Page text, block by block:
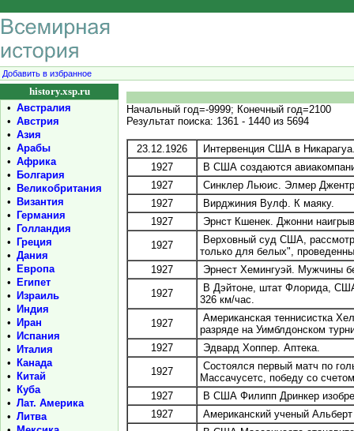
Добавить в избранное
history.xsp.ru
• Австралия
• Австрия
• Азия
• Арабы
• Африка
•
Болгария
•
Великобритания
•
Византия
•
Германия
•
Голландия
•
Греция
• Дания
•
Европа
•
Египет
•
Израиль
•
Индия
•
Иран
•
Испания
•
Италия
•
Канада
•
Китай
•
Куба
• Лат. Америка
• Литва
Начальный год=-9999; Конечный год=2100
Результат поиска: 1361 - 1440 из 5694
23.12.1926
Интервенция США в
1927
В США создаются
1927
Синклер Льюис. Элмер
1927
Вирджиния Вулф. К маяку.
1927
Эрнст Кшенек. Джонни
1927
Верховный суд США,
только для белых",
1927
Эрнест Хемингуэй. Мужчины
1927
В Дэйтоне, штат Флорида,
326 км/час.
1927
Американская теннисистка
разряде на Уимблдонском
1927
Эдвард Хоппер. Аптека.
1927
Состоялся первый матч по
Массачусетс, победу со
1927
В США Филипп Дринкер
1927
Американский ученый